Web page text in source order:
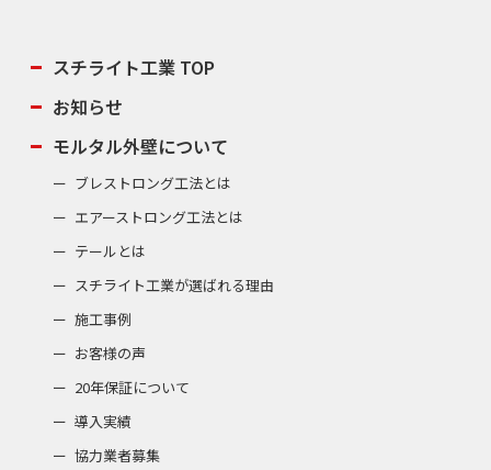
スチライト工業 TOP
お知らせ
モルタル外壁について
ブレストロング工法とは
エアーストロング工法とは
テールとは
スチライト工業が選ばれる理由
施工事例
お客様の声
20年保証について
導入実績
協力業者募集